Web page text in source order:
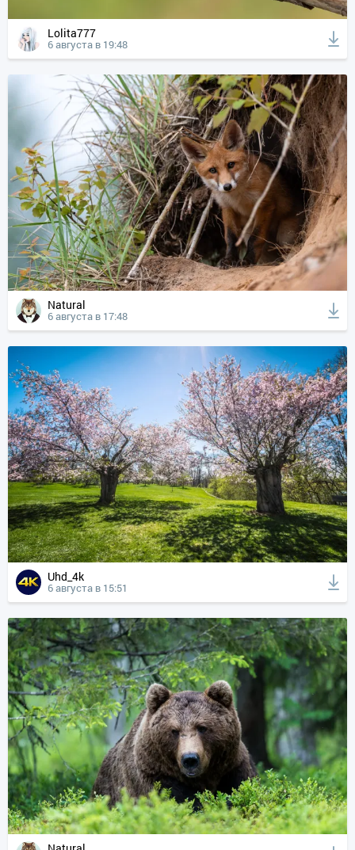
Lolita777
6 августа в 19:48
Natural
6 августа в 17:48
Uhd_4k
6 августа в 15:51